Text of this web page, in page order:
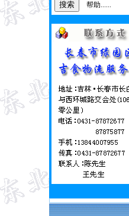
帮助......